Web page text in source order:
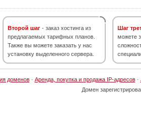
Второй шаг - заказ хостинга из
предлагаемых тарифных планов.
Также вы можете заказать у нас
установку выделенного сервера.
Шаг
можете
доменов· Аренда, покупка и продажа IP-адресов·
Домен